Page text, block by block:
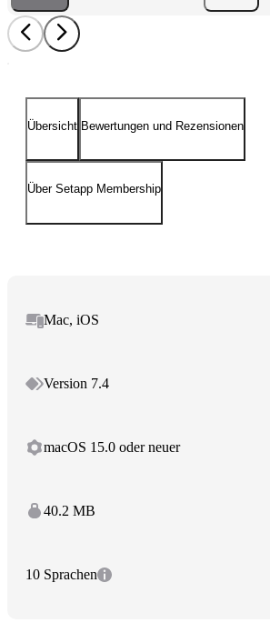
Übersicht Bewertungen und Rezensionen
Über Setapp Membership
Mac, iOS
Version 7.4
macOS 15.0 oder neuer
40.2 MB
10 Sprachen